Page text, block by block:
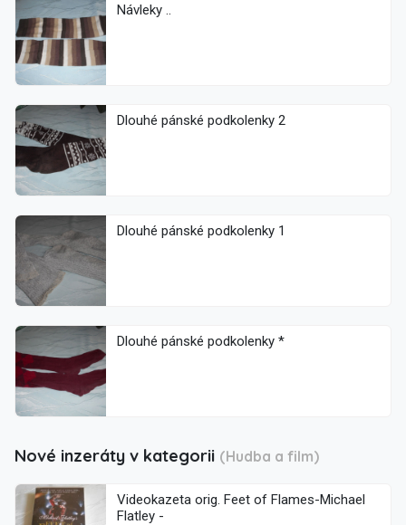
Návleky ..
Dlouhé pánské podkolenky 2
Dlouhé pánské podkolenky 1
Dlouhé pánské podkolenky *
Nové inzeráty v kategorii (Hudba a film)
Videokazeta orig. Feet of Flames-Michael
Flatley -